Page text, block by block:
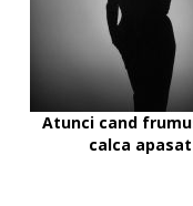
Atunci cand
calca apasat